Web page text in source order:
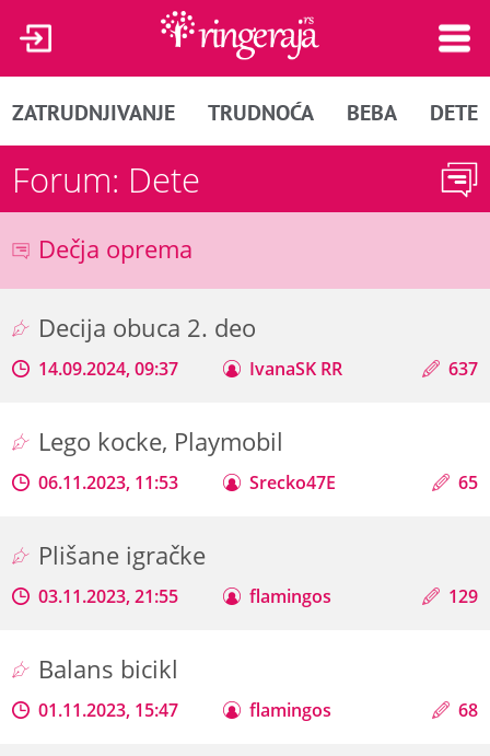
ZATRUDNJIVANJE TRUDNOĆA BEBA DETE
Forum: Dete
Dečja oprema
Decija obuca 2. deo
14.09.2024, 09:37 IvanaSK RR 637
Lego kocke, Playmobil
06.11.2023, 11:53 Srecko47E 65
Plišane igračke
03.11.2023, 21:55 flamingos 129
Balans bicikl
01.11.2023, 15:47 flamingos 68